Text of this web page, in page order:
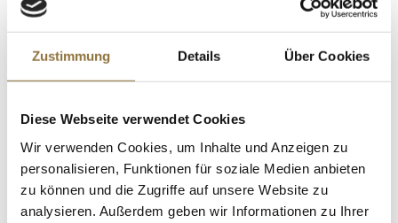
Zustimmung Details Über Cookies
Diese Webseite verwendet Cookies
Wir verwenden Cookies, um Inhalte und Anzeigen zu
personalisieren, Funktionen für soziale Medien anbieten
zu können und die Zugriffe auf unsere Website zu
analysieren. Außerdem geben wir Informationen zu Ihrer
LEBENSMITTELKENNZEICHNUNGEN
€ 6,70
€ 26,80/ Liter
St.
Fallot - Senf, grob, mit Gewürzbrot und
Honig, 190 ml
Art.Nr.:13029